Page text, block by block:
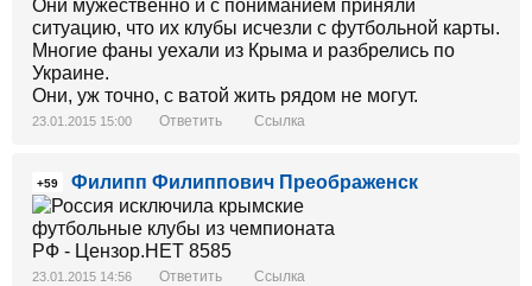
Они мужественно и с пониманием приняли
ситуацию, что их клубы исчезли с футбольной карты.
Многие фаны уехали из Крыма и разбрелись по
Украине.
Они, уж точно, с ватой жить рядом не могут.
23.01.2015 15:00 Ответить Ссылка
+59 Филипп Филиппович Преображенск
23.01.2015 14:56 Ответить Ссылка